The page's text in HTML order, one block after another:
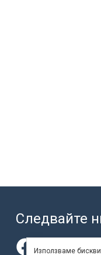
Използваме
Следвайте